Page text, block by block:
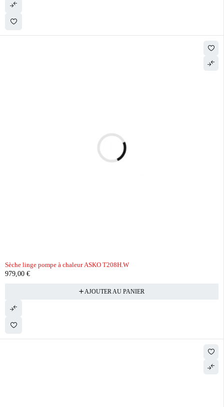
Sèche linge pompe à chaleur ASKO T208H.W
979,00 €
AJOUTER AU PANIER